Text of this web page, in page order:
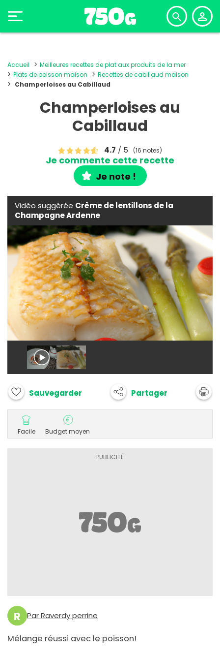
Accueil
Meilleures recettes de plat aux produits de la mer
Plats de poisson maison
Recettes de cabillaud maison
Champerloises au Cabillaud
Champerloises au
Cabillaud
4.7 / 5 (16 notes)
Je commente cette recette
Je note !
Vidéo suggérée Crème de lentillons de la
Champagne Ardenne
Sauvegarder Partager
Facile Budget moyen
R Par Raverdy perrine
Mélange réussi avec le poisson!